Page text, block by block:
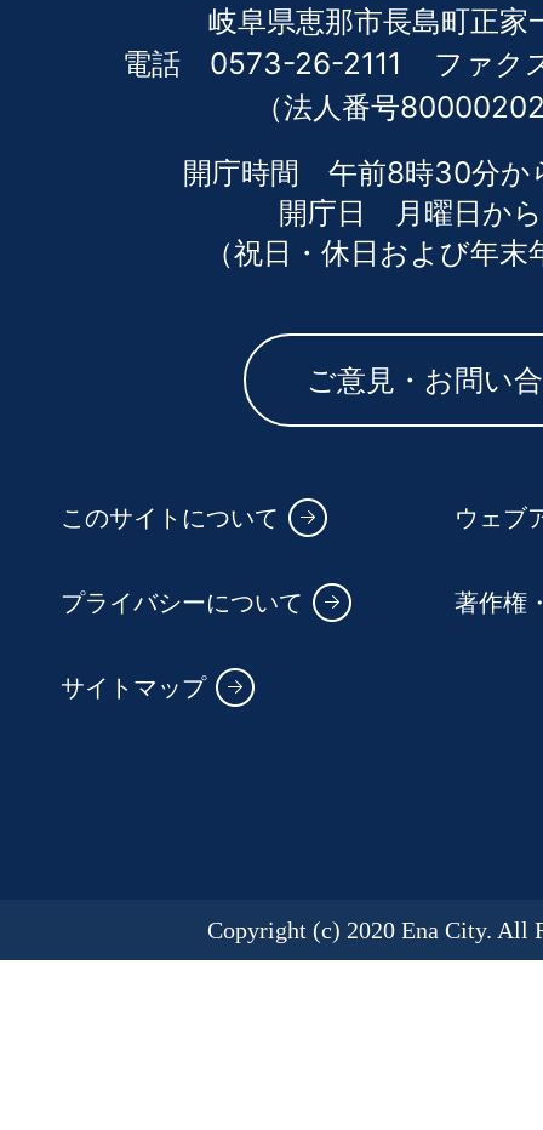
岐阜県恵那市長島町正家
電話 0573-26-2111
ファ
（法人番号
開庁時間 午前8時30分か
開庁日 月曜日か
（祝日・休日および年
ご意見・お問い
このサイトについて ウェブ
プライバシーについて 著作権
サイトマップ
Copyright (c) 2020 Ena City. All